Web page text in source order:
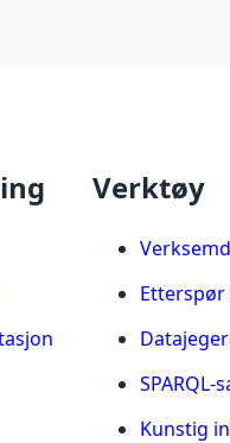
Verktøy
Etterspør
SPARQL-
Kunstig